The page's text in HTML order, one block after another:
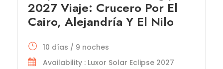
2027 Viaje: Crucero Por El
Cairo, Alejandría Y El Nilo
10 días / 9 noches
Availability : Luxor Solar Eclipse 2027